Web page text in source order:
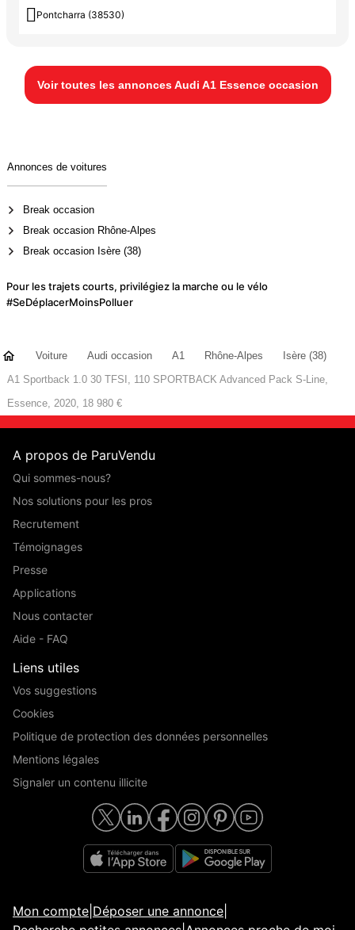
 Pontcharra (38530)
Voir toutes les annonces Audi A1 Essence occasion
Annonces de voitures
Break occasion
Break occasion Rhône-Alpes
Break occasion Isère (38)
Pour les trajets courts, privilégiez la marche ou le vélo
#SeDéplacerMoinsPolluer
Voiture Audi occasion A1 Rhône-Alpes
Isère (38)
A1 Sportback 1.0 30 TFSI, 110 SPORTBACK Advanced Pack S-Line,
Essence, 2020, 18 980 €
A propos de ParuVendu
Qui sommes-nous?
Nos solutions pour les pros
Recrutement
Témoignages
Presse
Applications
Nous contacter
Aide - FAQ
Liens utiles
Vos suggestions
Cookies
Politique de protection des données personnelles
Mentions légales
Signaler un contenu illicite
Mon compte Déposer une annonce